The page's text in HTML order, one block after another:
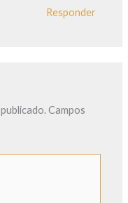
Responder
Campos